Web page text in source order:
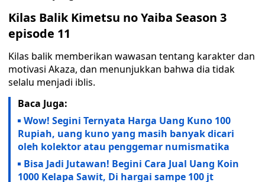
Kilas Balik Kimetsu no Yaiba Season 3
episode 11
Kilas balik memberikan wawasan tentang karakter dan
motivasi Akaza, dan menunjukkan bahwa dia tidak
selalu menjadi iblis.
Baca Juga:
Wow! Segini Ternyata Harga Uang Kuno 100
Rupiah, uang kuno yang masih banyak dicari
oleh kolektor atau penggemar numismatika
Bisa Jadi Jutawan! Begini Cara Jual Uang Koin
1000 Kelapa Sawit, Di hargai sampe 100 jt